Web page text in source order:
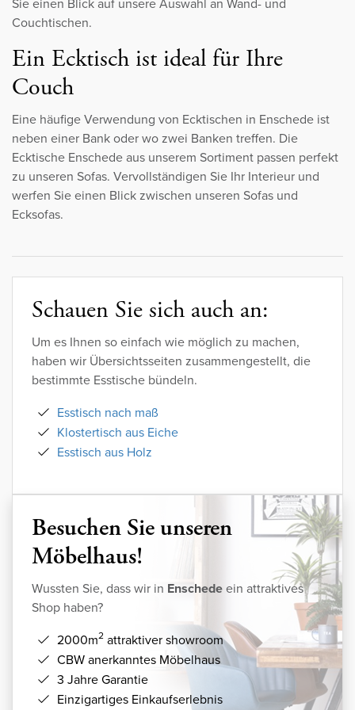
Sie einen Blick auf unsere Auswahl an Wand- und
Couchtischen.
Ein Ecktisch ist ideal für Ihre
Couch
Eine häufige Verwendung von Ecktischen in Enschede ist
neben einer Bank oder wo zwei Banken treffen. Die
Ecktische Enschede aus unserem Sortiment passen perfekt
zu unseren Sofas. Vervollständigen Sie Ihr Interieur und
werfen Sie einen Blick zwischen unseren Sofas und
Ecksofas.
Schauen Sie sich auch an:
Um es Ihnen so einfach wie möglich zu machen,
haben wir Übersichtsseiten zusammengestellt, die
bestimmte Esstische bündeln.
Esstisch nach maß
Klostertisch aus Eiche
Esstisch aus Holz
Besuchen Sie unseren
Möbelhaus!
Wussten Sie, dass wir in Enschedeein attraktives
Shop haben?
2000m2 attraktiver showroom
CBW anerkanntes Möbelhaus
3 Jahre Garantie
Einzigartiges Einkaufserlebnis